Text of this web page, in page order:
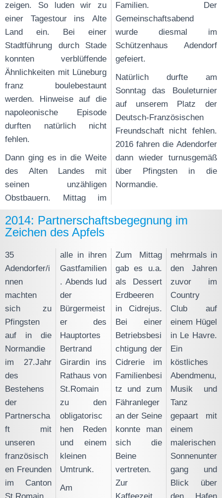
zeigen. So luden wir zu
einer Tagestour ins Alte
Land ein. Bei einer
Stadtführung durch Stade
konnten verblüffende
Ähnlichkeiten mit Lüneburg
franz boulebestaunt
werden. Hinweise auf die
napoleonische Episode
durften natürlich nicht
fehlen.
Dann ging es in die Weite
des Alten Landes mit
seinen unzähligen
Obstbauern. Mittag im
Familien. Der
Gemeinschaftsabend
wurde diesmal im
Schützenhaus Adendorf
gefeiert.
Natürlich durfte am
Sonntag das Bouleturnier
auf unserem Platz der
Deutsch-Französischen
Freundschaft nicht fehlen.
2016 fahren die Adendorfer
dann wieder turnusgemäß
über Pfingsten in die
Normandie.
2014: Partnerschaftsbegegnung im
Zeichen des Apfels
35
Adendorfer/i
nnen
machten
sich zu
Pfingsten
auf in die
Normandie
im 27.Jahr
des
Bestehens
der
Partnerscha
ft mit
unseren
französisch
en Freunden
im Canton
alle in ihren
Gastfamilien
. Abends lud
der
Bürgermeist
er des
Hauptortes
Bertrand
Girardin ins
Rathaus von
St.Romain
zu den
obligatorisc
hen Reden
und einem
kleinen
Umtrunk.
Am
Zum Mittag
gab es u.a.
als Dessert
Erdbeeren
in Cidrejus.
Bei einer
Betriebsbesi
chtigung der
Cidrerie im
Familienbesi
tz und zum
Fähranleger
an der Seine
konnte man
sich die
Beine
vertreten.
Zur
mehrmals in
den Jahren
zuvor im
Country
Club auf
einem Hügel
in Le Havre.
Ein
köstliches
Abendmenu,
Musik und
Tanz
gepaart mit
einem
malerischen
Sonnenunter
gang und
Blick über